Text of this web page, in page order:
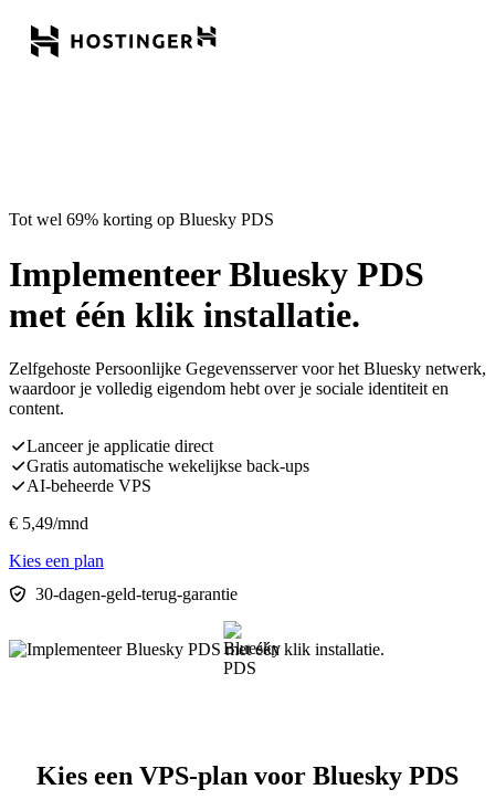
Tot wel 69% korting op Bluesky PDS
Implementeer Bluesky PDS
met één klik installatie.
Zelfgehoste Persoonlijke Gegevensserver voor het Bluesky netwerk,
waardoor je volledig eigendom hebt over je sociale identiteit en
content.
Lanceer je applicatie direct
Gratis automatische wekelijkse back-ups
AI-beheerde VPS
€ 5,49/mnd
Kies een plan
30-dagen-geld-terug-garantie
Kies een VPS-plan voor Bluesky PDS